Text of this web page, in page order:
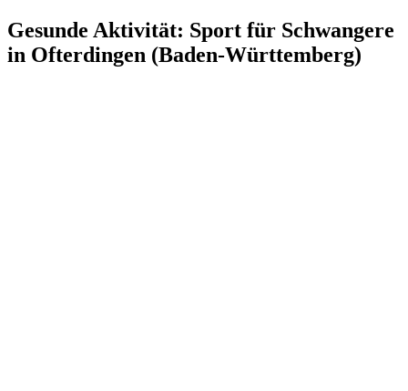
Gesunde Aktivität: Sport für Schwangere
in Ofterdingen (Baden-Württemberg)